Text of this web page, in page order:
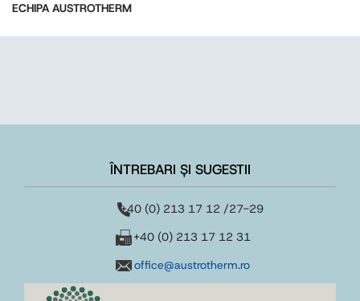
ECHIPA AUSTROTHERM
ÎNTREBARI ȘI SUGESTII
+40 (0) 213 17 12 /27-29
+40 (0) 213 17 12 31
office@austrotherm.ro